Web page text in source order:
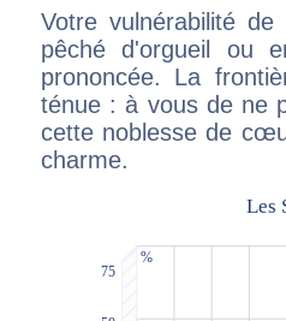
Votre vulnérabilité
pêché d'orgueil ou
prononcée. La
ténue : à vous de ne
cette noblesse de
charme.